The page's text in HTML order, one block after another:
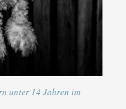
unter 14 Jahren im